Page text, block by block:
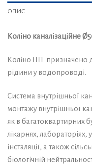
ОПИС
Коліно каналізаційне
Коліно ПП призначено
рідини у водопроводі.
Система внутрішньої
монтажу внутрішньої
як в багатоквартирних
лікарнях, лабораторіях,
інсталяції, а також
біологічній